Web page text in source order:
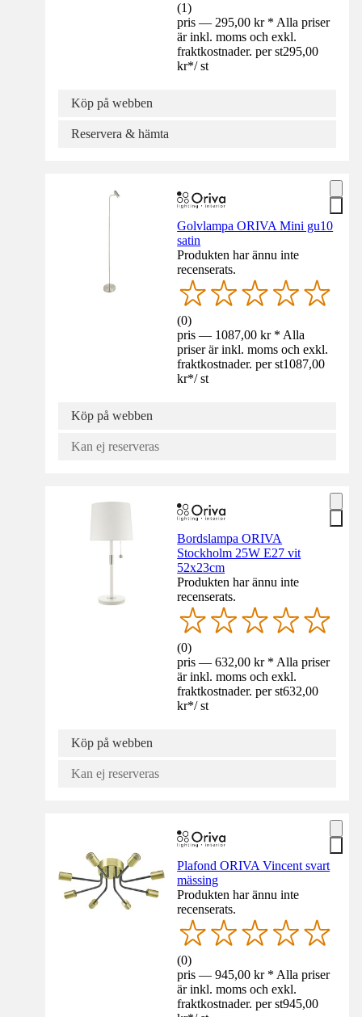
(1)
pris — 295,00 kr * Alla priser
är inkl. moms och exkl.
fraktkostnader. per st295,00
kr*/ st
Köp på webben
Reservera & hämta
Golvlampa ORIVA Mini gu10
satin
Produkten har ännu inte
recenserats.
(0)
pris — 1087,00 kr * Alla
priser är inkl. moms och exkl.
fraktkostnader. per st1087,00
kr*/ st
Köp på webben
Kan ej reserveras
Bordslampa ORIVA
Stockholm 25W E27 vit
52x23cm
Produkten har ännu inte
recenserats.
(0)
pris — 632,00 kr * Alla priser
är inkl. moms och exkl.
fraktkostnader. per st632,00
kr*/ st
Köp på webben
Kan ej reserveras
Plafond ORIVA Vincent svart
mässing
Produkten har ännu inte
recenserats.
(0)
pris — 945,00 kr * Alla priser
är inkl. moms och exkl.
fraktkostnader. per st945,00